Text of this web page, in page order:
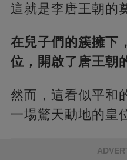
這就是李唐王朝的
在兒子們的簇擁下
位，開啟了唐王朝
然而，這看似平和
一場驚天動地的皇